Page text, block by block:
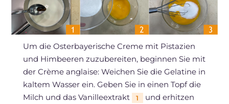
Um die Osterbayerische Creme mit Pistazien
und Himbeeren zuzubereiten, beginnen Sie mit
der Crème anglaise: Weichen Sie die Gelatine in
kaltem Wasser ein. Geben Sie in einen Topf die
Milch und das Vanilleextrakt
1
und erhitzen